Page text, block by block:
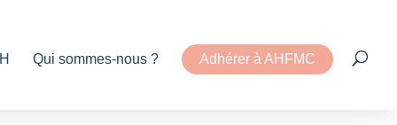
Qui sommes-nous ? Adhérer à AHFMC